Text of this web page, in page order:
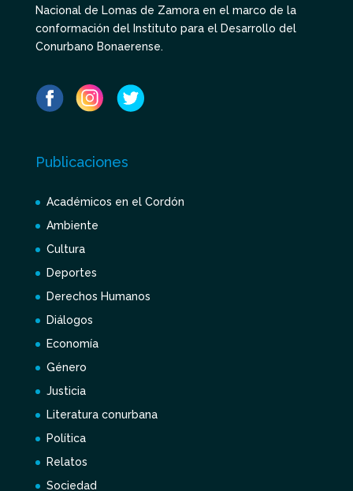
Nacional de Lomas de Zamora en el marco de la
conformación del Instituto para el Desarrollo del
Conurbano Bonaerense.
Publicaciones
Académicos en el Cordón
Ambiente
Cultura
Deportes
Derechos Humanos
Diálogos
Economía
Género
Justicia
Literatura conurbana
Política
Relatos
Sociedad